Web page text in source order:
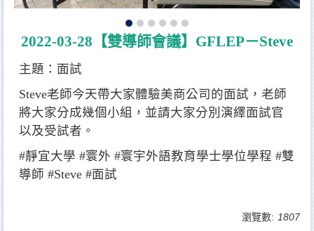
2022-03-28【雙導師會議】GFLEP－Steve
主題：面試
Steve老師今天帶大家體驗美商公司的面試，老師
將大家分成幾個小組，並請大家分別演繹面試官
以及受試者。
#靜宜大學 #寰外 #寰宇外語教育學士學位學程 #雙
導師 #Steve #面試
瀏覽數: 1807